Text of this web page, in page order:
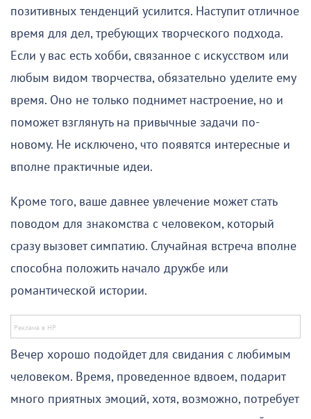
позитивных тенденций усилится. Наступит отличное
время для дел, требующих творческого подхода.
Если у вас есть хобби, связанное с искусством или
любым видом творчества, обязательно уделите ему
время. Оно не только поднимет настроение, но и
поможет взглянуть на привычные задачи по-
новому. Не исключено, что появятся интересные и
вполне практичные идеи.
Кроме того, ваше давнее увлечение может стать
поводом для знакомства с человеком, который
сразу вызовет симпатию. Случайная встреча вполне
способна положить начало дружбе или
романтической истории.
Вечер хорошо подойдет для свидания с любимым
человеком. Время, проведенное вдвоем, подарит
много приятных эмоций, хотя, возможно, потребует